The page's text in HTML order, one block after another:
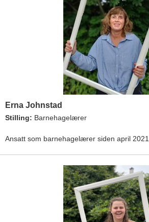
Erna Johnstad
Stilling: Barnehagelærer
Ansatt som barnehagelærer siden april 2021